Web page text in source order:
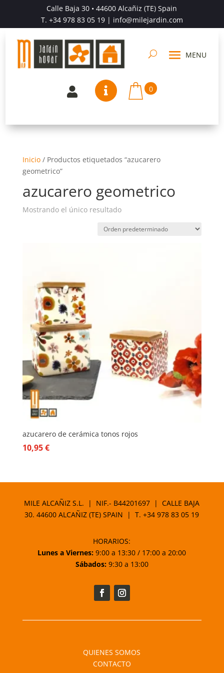
Calle Baja 30 • 44600 Alcañiz (TE) Spain
T. +34 978 83 05 19| info@milejardin.com
  0
Inicio/ Productos etiquetados “azucarero
geometrico”
azucarero geometrico
Mostrando el único resultado
azucarero de cerámica tonos rojos
10,95€
MILE ALCAÑIZ S.L. | NIF.- B44201697 | CALLE BAJA
30. 44600 ALCAÑIZ (TE) SPAIN | T.+34 978 83 05 19
HORARIOS:
Lunes a Viernes: 9:00 a 13:30 / 17:00 a 20:00
Sábados:9:30 a 13:00
QUIENES SOMOS
CONTACTO